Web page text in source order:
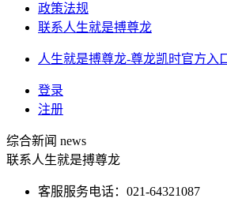
政策法规
联系人生就是搏尊龙
人生就是搏尊龙-尊龙凯时官方入
登录
注册
综合新闻 news
联系人生就是搏尊龙
客服服务电话：021-64321087